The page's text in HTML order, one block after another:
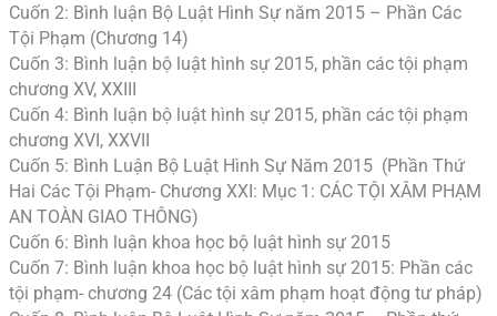
Cuốn 2: Bình luận Bộ Luật Hình Sự năm 2015 – Phần Các
Tội Phạm (Chương 14)
Cuốn 3: Bình luận bộ luật hình sự 2015, phần các tội phạm
chương XV, XXIII
Cuốn 4: Bình luận bộ luật hình sự 2015, phần các tội phạm
chương XVI, XXVII
Cuốn 5: Bình Luận Bộ Luật Hình Sự Năm 2015 (Phần Thứ
Hai Các Tội Phạm- Chương XXI: Mục 1: CÁC TỘI XÂM PHẠM
AN TOÀN GIAO THÔNG)
Cuốn 6: Bình luận khoa học bộ luật hình sự 2015
Cuốn 7: Bình luận khoa học bộ luật hình sự 2015: Phần các
tội phạm- chương 24 (Các tội xâm phạm hoạt động tư pháp)